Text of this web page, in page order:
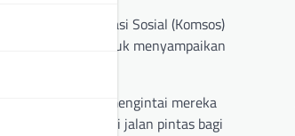
Komunikasi Sosial (Komsos)
lokasi untuk menyampaikan
besar yang mengintai mereka
kerap menjadi jalan pintas bagi